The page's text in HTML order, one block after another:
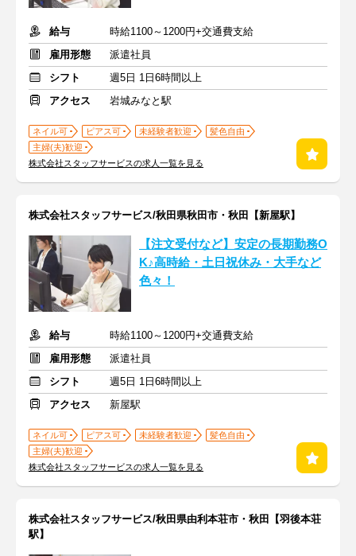
給与
時給1100～1200円+交通費支給
雇用形態
派遣社員
シフト
週5日 1日6時間以上
アクセス
岩城みなと駅
ネイル可 ピアス可 未経験者歓迎
髪色自由
主婦(夫)歓迎
株式会社スタッフサービスの求人一覧を見る
株式会社スタッフサービス/秋田県秋田市・秋田【新屋駅】
【注文受付など】安定の長期勤務O
K♪高時給・土日祝休み・大手など
色々！
給与
時給1100～1200円+交通費支給
雇用形態
派遣社員
シフト
週5日 1日6時間以上
アクセス
新屋駅
ネイル可 ピアス可 未経験者歓迎
髪色自由
主婦(夫)歓迎
株式会社スタッフサービスの求人一覧を見る
株式会社スタッフサービス/秋田県由利本荘市・秋田【羽後本荘
駅】